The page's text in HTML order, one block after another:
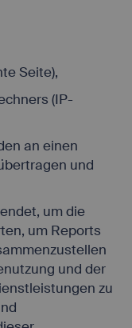
Seite),
(IP-
an einen
und
um die
um Reports
und der
zu